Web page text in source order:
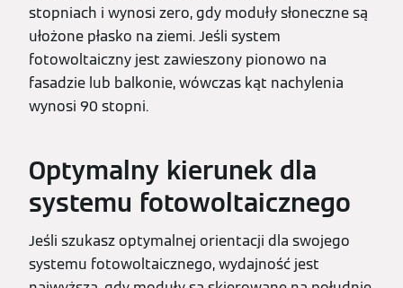
stopniach i wynosi zero, gdy moduły słoneczne są
ułożone płasko na ziemi. Jeśli system
fotowoltaiczny jest zawieszony pionowo na
fasadzie lub balkonie, wówczas kąt nachylenia
wynosi 90 stopni.
Optymalny kierunek dla
systemu fotowoltaicznego
Jeśli szukasz optymalnej orientacji dla swojego
systemu fotowoltaicznego, wydajność jest